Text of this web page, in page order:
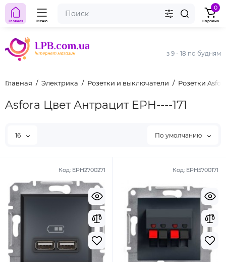
з 9 - 18 по будням
Главная Меню
0
Корзина
Главная Электрика Розетки и выключатели Розетки
Asfora Цвет Антрацит EPH----171
16 По умолчанию
Код: EPH2700271 Код: EPH5700171